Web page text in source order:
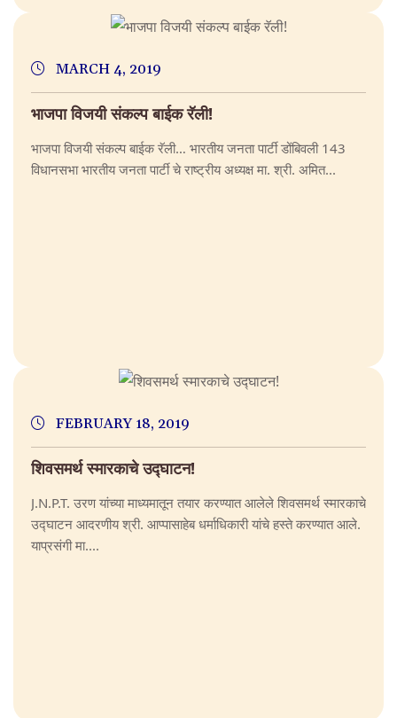
MARCH 4, 2019
भाजपा विजयी संकल्प बाईक रॅली!
भाजपा विजयी संकल्प बाईक रॅली… भारतीय जनता पार्टी डोंबिवली 143
विधानसभा भारतीय जनता पार्टी चे राष्ट्रीय अध्यक्ष मा. श्री. अमित...
FEBRUARY 18, 2019
शिवसमर्थ स्मारकाचे उद्घाटन!
J.N.P.T. उरण यांच्या माध्यमातून तयार करण्यात आलेले शिवसमर्थ स्मारकाचे
उद्घाटन आदरणीय श्री. आप्पासाहेब धर्माधिकारी यांचे हस्ते करण्यात आले.
याप्रसंगी मा....